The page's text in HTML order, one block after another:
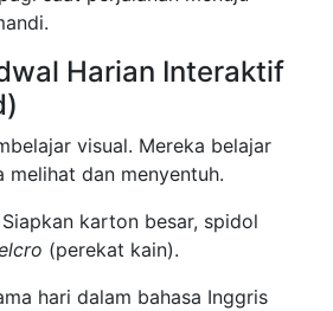
Harian Interaktif
visual. Mereka belajar
melihat dan menyentuh.
Siapkan karton besar, spidol
(perekat kain).
hari dalam bahasa Inggris